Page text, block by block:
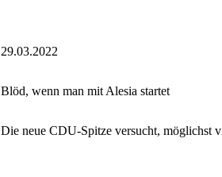
29.03.2022
Blöd, wenn man mit Alesia startet
Die neue CDU-Spitze versucht, möglichst